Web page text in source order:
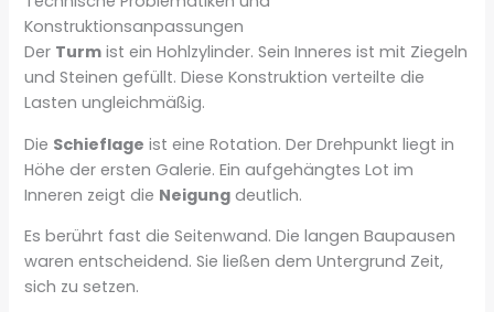
Konstruktionsanpassungen
Der Turm ist ein Hohlzylinder. Sein Inneres ist mit Ziegeln
und Steinen gefüllt. Diese Konstruktion verteilte die
Lasten ungleichmäßig.
Die Schieflage ist eine Rotation. Der Drehpunkt liegt in
Höhe der ersten Galerie. Ein aufgehängtes Lot im
Inneren zeigt die Neigung deutlich.
Es berührt fast die Seitenwand. Die langen Baupausen
waren entscheidend. Sie ließen dem Untergrund Zeit,
sich zu setzen.